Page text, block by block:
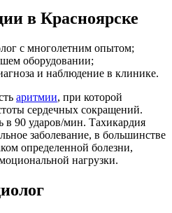
в Красноярске
с многолетним опытом;
оборудовании;
и наблюдение в клинике.
аритмии, при которой
сердечных сокращений.
в 90 ударов/мин. Тахикардия
заболевание, в большинстве
определенной болезни,
нагрузки.